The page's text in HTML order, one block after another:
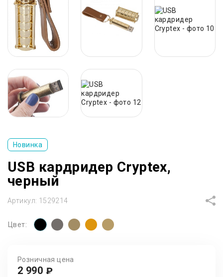
Новинка
USB кардридер Cryptex,
черный
Артикул: 1529214
Цвет:
Розничная цена
2 990 ₽